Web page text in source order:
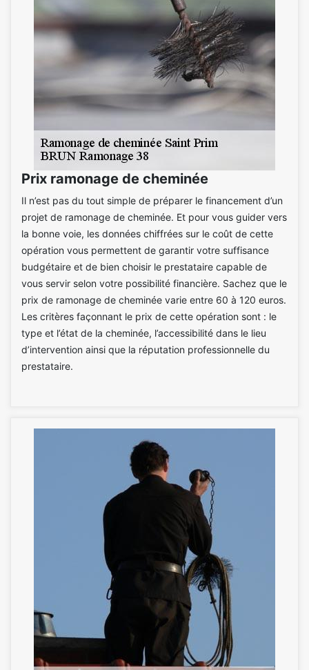
Prix ramonage de cheminée
Il n’est pas du tout simple de préparer le financement d’un
projet de ramonage de cheminée. Et pour vous guider vers
la bonne voie, les données chiffrées sur le coût de cette
opération vous permettent de garantir votre suffisance
budgétaire et de bien choisir le prestataire capable de
vous servir selon votre possibilité financière. Sachez que le
prix de ramonage de cheminée varie entre 60 à 120 euros.
Les critères façonnant le prix de cette opération sont : le
type et l’état de la cheminée, l’accessibilité dans le lieu
d’intervention ainsi que la réputation professionnelle du
prestataire.